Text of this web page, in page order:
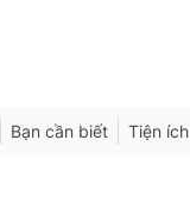
Bạn cần biết Tiện ích